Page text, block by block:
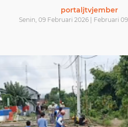
portaljtvjember
Senin, 09 Februari 2026 | Februari